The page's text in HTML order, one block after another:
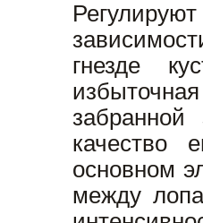
гнезде
качество
основном
между